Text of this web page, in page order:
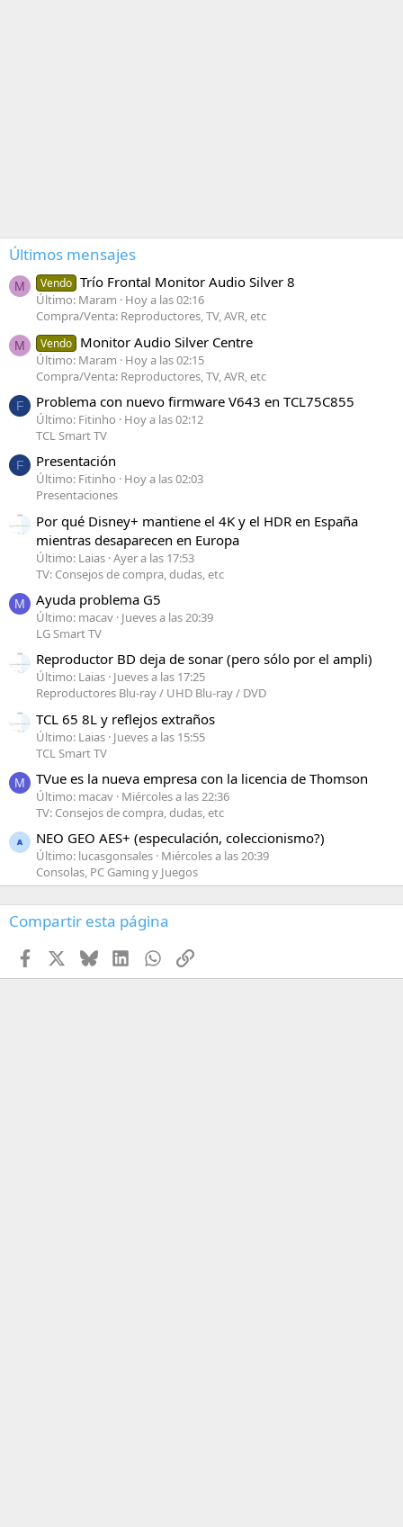
Últimos mensajes
M Vendo Trío Frontal Monitor Audio Silver 8
Último: Maram
Hoy a las 02:16
Compra/Venta: Reproductores, TV, AVR, etc
M Vendo Monitor Audio Silver Centre
Último: Maram
Hoy a las 02:15
Compra/Venta: Reproductores, TV, AVR, etc
F Problema con nuevo firmware V643 en TCL75C855
Último: Fitinho
Hoy a las 02:12
TCL Smart TV
F Presentación
Último: Fitinho
Hoy a las 02:03
Presentaciones
Por qué Disney+ mantiene el 4K y el HDR en España
mientras desaparecen en Europa
Último: Laias Ayer a las 17:53
TV: Consejos de compra, dudas, etc
M Ayuda problema G5
Último: macav Jueves a las 20:39
LG Smart TV
Reproductor BD deja de sonar (pero sólo por el ampli)
Último: Laias Jueves a las 17:25
Reproductores Blu-ray / UHD Blu-ray / DVD
TCL 65 8L y reflejos extraños
Último: Laias Jueves a las 15:55
TCL Smart TV
M TVue es la nueva empresa con la licencia de Thomson
Último: macav Miércoles a las 22:36
TV: Consejos de compra, dudas, etc
NEO GEO AES+ (especulación, coleccionismo?)
Último: lucasgonsales Miércoles a las 20:39
Consolas, PC Gaming y Juegos
Compartir esta página
Facebook BlueskyLinkedInWhatsApp
Enlace